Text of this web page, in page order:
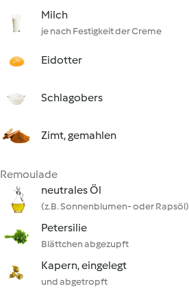
Milch
je nach Festigkeit der Creme
Eidotter
Schlagobers
Zimt, gemahlen
Remoulade
neutrales Öl
(z.B. Sonnenblumen- oder Rapsöl)
Petersilie
Blättchen abgezupft
Kapern, eingelegt
und abgetropft